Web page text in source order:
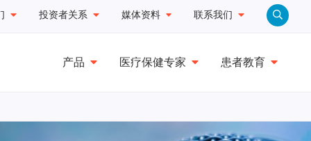
投资者关系 媒体资料 联系我们
产品 医疗保健专家 患者教育